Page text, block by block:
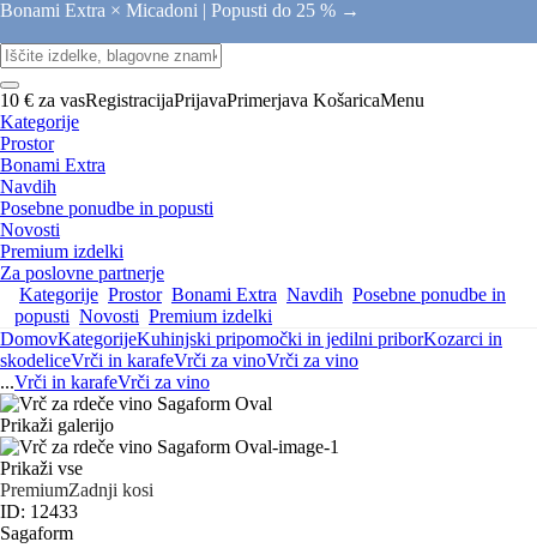
Bonami Extra × Micadoni | Popusti do 25 % →
10 € za vasRegistracijaPrijavaPrimerjava KošaricaMenu
Kategorije
Prostor
Bonami Extra
Navdih
Posebne ponudbe in popusti
Novosti
Premium izdelki
Za poslovne partnerje
Kategorije Prostor Bonami Extra Navdih Posebne ponudbe in
popusti Novosti Premium izdelki
DomovKategorijeKuhinjski pripomočki in jedilni priborKozarci in
skodeliceVrči in karafeVrči za vinoVrči za vino
...Vrči in karafeVrči za vino
Prikaži galerijo
Prikaži vse
PremiumZadnji kosi
ID: 12433
Sagaform